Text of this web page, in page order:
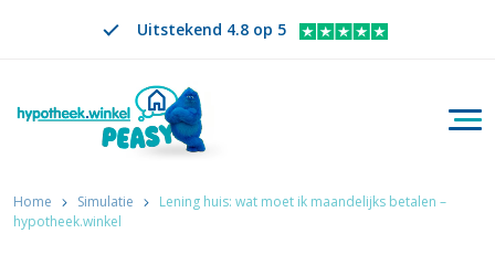
Uitstekend 4.8 op 5
Zoeken
VERANDER TAAL. GESELECTEERDE TAAL IS
NL
Home Simulatie
Lening huis: wat moet ik maandelijks betalen –
hypotheek.winkel